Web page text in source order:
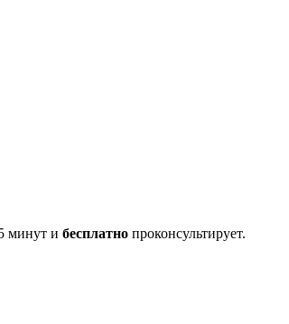
минут и бесплатно проконсультирует.